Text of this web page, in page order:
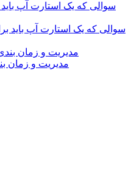
۲۳ سوالی که یک استارت آپ باید
مدیریت و زمان